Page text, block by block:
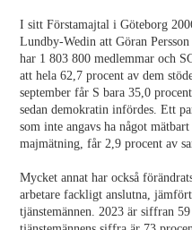
I sitt Förstamajtal i Göteborg
Lundby-Wedin att Göran
har 1 803 800 medlemmar och
att hela 62,7 procent av dem
september får S bara 35,0
sedan demokratin infördes. Ett
som inte angavs ha något
majmätning, får 2,9 procent av
Mycket annat har också
arbetare fackligt anslutna,
tjänstemännen. 2023 är siffran